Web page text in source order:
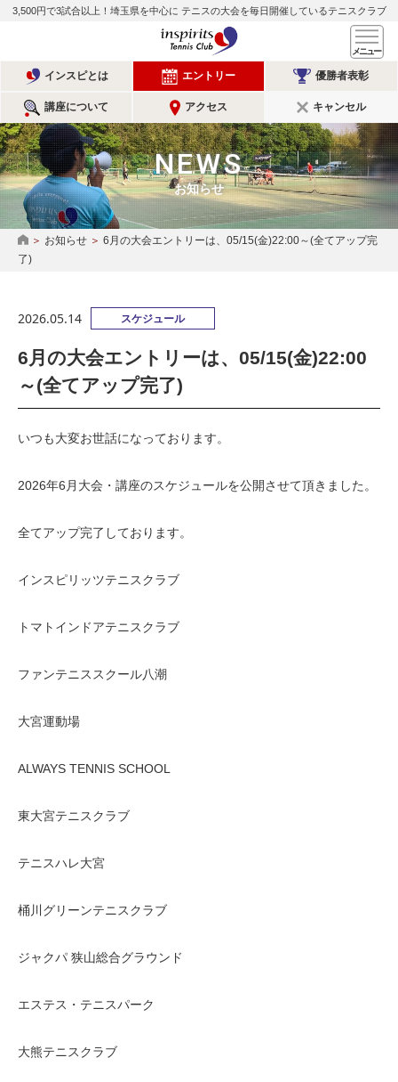
3,500円で3試合以上！埼玉県を中心に テニスの大会を毎日開催しているテニスクラブ
インスピリッツテニスクラ
インスピとは エントリー 優勝者表彰
講座について アクセス キャンセル
NEWS
お知らせ
HOMEお知らせ
6月の大会エントリーは、05/15(金)22:00～(全てアップ完
了)
2026.05.14 スケジュール
6月の大会エントリーは、05/15(金)22:00
～(全てアップ完了)
いつも大変お世話になっております。
2026年6月大会・講座のスケジュールを公開させて頂きました。
全てアップ完了しております。
インスピリッツテニスクラブ
トマトインドアテニスクラブ
ファンテニススクール八潮
大宮運動場
ALWAYS TENNIS SCHOOL
東大宮テニスクラブ
テニスハレ大宮
桶川グリーンテニスクラブ
ジャクパ 狭山総合グラウンド
エステス・テニスパーク
大熊テニスクラブ